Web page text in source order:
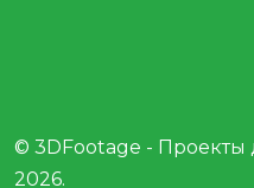
© 3DFootage - Проекты
2026.